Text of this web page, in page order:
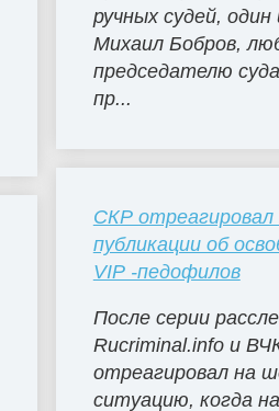
ручных судей, один
Михаил Бобров,
председателю
пр...
СКР
публикации об
VIP -педофилов
После серии
Rucriminal.info и
отреагировал на
ситуацию, когда